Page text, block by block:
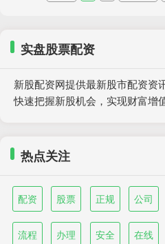
实盘股票配资
新股配资网提供最新股市配资资
快速把握新股机会，实现财富增
热点关注
配资 股票 正规 公司
流程 办理 安全 在线